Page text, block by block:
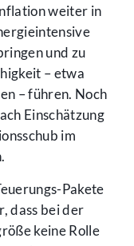
weiter in
und zu
– etwa
– führen. Noch
Einschätzung
im
Pakete
dass bei der
keine Rolle